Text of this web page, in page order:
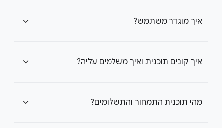
איך מוגדר משתמש? expand_more
איך קונים תוכנית ואיך משלמים עליה? expand_more
מהי תוכנית התמחור והתשלומים? expand_more